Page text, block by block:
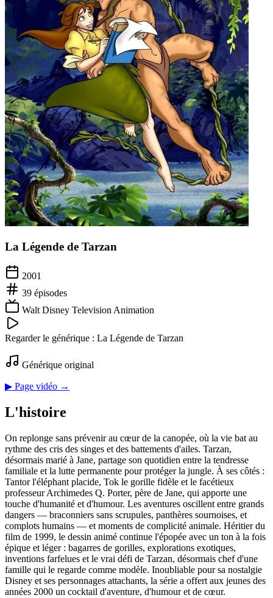
La Légende de Tarzan
2001
39 épisodes
Walt Disney Television Animation
Regarder le générique : La Légende de Tarzan
Générique original
▶ Page vidéo →
L'histoire
On replonge sans prévenir au cœur de la canopée, où la vie bat au
rythme des cris des singes et des battements d'ailes. Tarzan,
désormais marié à Jane, partage son quotidien entre la tendresse
familiale et la lutte permanente pour protéger la jungle. À ses côtés :
Tantor l'éléphant placide, Tok le gorille fidèle et le facétieux
professeur Archimedes Q. Porter, père de Jane, qui apporte une
touche d'humanité et d'humour. Les aventures oscillent entre grands
dangers — braconniers sans scrupules, panthères sournoises, et
complots humains — et moments de complicité animale. Héritier du
film de 1999, le dessin animé continue l'épopée avec un ton à la fois
épique et léger : bagarres de gorilles, explorations exotiques,
inventions farfelues et le vrai défi de Tarzan, désormais chef d'une
famille qui le regarde comme modèle. Inoubliable pour sa nostalgie
Disney et ses personnages attachants, la série a offert aux jeunes des
années 2000 un cocktail d'aventure, d'humour et de cœur.